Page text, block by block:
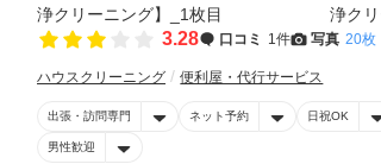
3.28 口コミ 1件 写真 20枚
ハウスクリーニング 便利屋・代行サービス
出張・訪問専門 ネット予約 日祝OK
男性歓迎